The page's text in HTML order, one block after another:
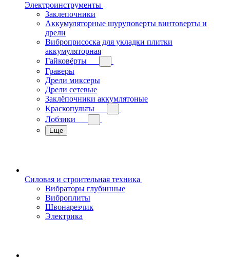
Электроинструменты
Заклепочники
Аккумуляторные шуруповерты винтоверты и
дрели
Виброприсоска для укладки плитки
аккумуляторная
Гайковёрты
Граверы
Дрели миксеры
Дрели сетевые
Заклёпочники аккумлятоные
Краскопульты
Лобзики
Еще
Силовая и строительная техника
Вибраторы глубинные
Виброплиты
Швонарезчик
Электрика